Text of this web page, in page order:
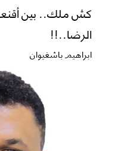
كش ملك.. بين
الرضا..!!
ابراهيم باشغيوان